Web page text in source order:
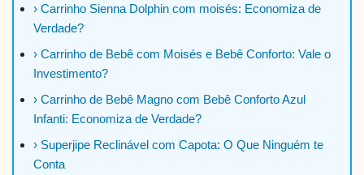
› Carrinho Sienna Dolphin com moisés: Economiza de
Verdade?
› Carrinho de Bebê com Moisés e Bebê Conforto: Vale o
Investimento?
› Carrinho de Bebê Magno com Bebê Conforto Azul
Infanti: Economiza de Verdade?
› Superjipe Reclinável com Capota: O Que Ninguém te
Conta